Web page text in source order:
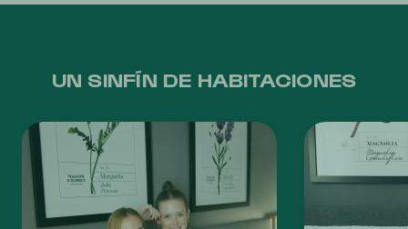
UN SINFÍN DE HABITACIONES